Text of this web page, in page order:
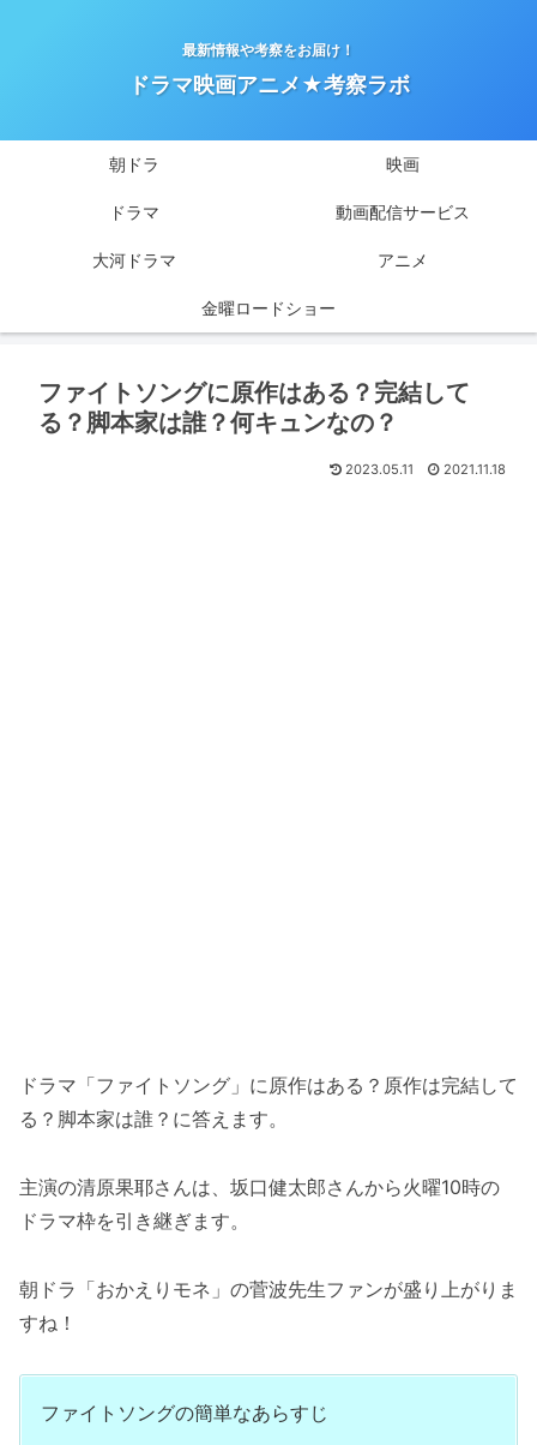
最新情報や考察をお届け！
ドラマ映画アニメ★考察ラボ
朝ドラ 映画
ドラマ 動画配信サービス
大河ドラマ アニメ
金曜ロードショー
ファイトソングに原作はある？完結して
る？脚本家は誰？何キュンなの？
2023.05.11 2021.11.18
ドラマ「ファイトソング」に原作はある？原作は完結して
る？脚本家は誰？に答えます。
主演の清原果耶さんは、坂口健太郎さんから火曜10時の
ドラマ枠を引き継ぎます。
朝ドラ「おかえりモネ」の菅波先生ファンが盛り上がりま
すね！
ファイトソングの簡単なあらすじ